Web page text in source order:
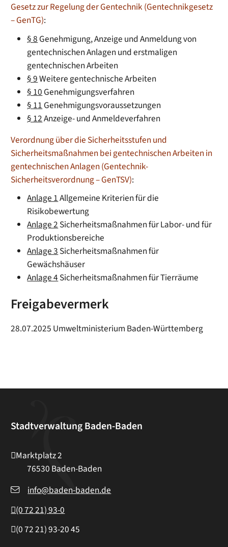
Gesetz zur Regelung der Gentechnik (Gentechnikgesetz
– GenTG):
§ 8 Genehmigung, Anzeige und Anmeldung von
gentechnischen Anlagen und erstmaligen
gentechnischen Arbeiten
§ 9Weitere gentechnische Arbeiten
§ 10 Genehmigungsverfahren
§ 11 Genehmigungsvoraussetzungen
§ 12Anzeige- und Anmeldeverfahren
Verordnung über die Sicherheitsstufen und
Sicherheitsmaßnahmen bei gentechnischen Arbeiten in
gentechnischen Anlagen (Gentechnik-
Sicherheitsverordnung – GenTSV):
Anlage 1Allgemeine Kriterien für die
Risikobewertung
Anlage 2Sicherheitsmaßnahmen für Labor- und für
Produktionsbereiche
Anlage 3Sicherheitsmaßnahmen für
Gewächshäuser
Anlage 4Sicherheitsmaßnahmen für Tierräume
Freigabevermerk
28.07.2025 Umweltministerium Baden-Württemberg
Stadtverwaltung Baden-Baden
Marktplatz 2
76530 Baden-Baden
info@baden-baden.de
(07221) 93-0
(07221) 93-2045